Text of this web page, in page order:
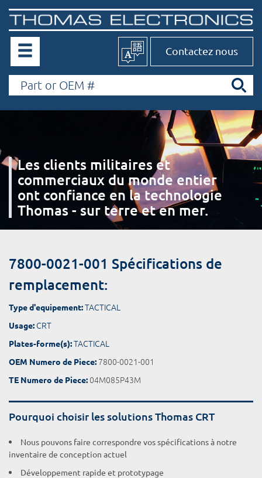
Contactez nous
Les clients militaires et
commerciaux du monde entier
ont confiance en la technologie
Thomas - sur terre et en mer.
7800-0021-001 Spécifications de
remplacement:
Type d'equipement:TACTICAL
Usage: CRT
Plates-forme(s):TACTICAL
OEM Numero de Piece: 7800-0021-001
TE Numero de Piece:04M085P43M
Pourquoi choisir les solutions Thomas CRT
Nous pouvons faire correspondre vos spécifications à notre
inventaire de conception actuel
Développement rapide et prototypage